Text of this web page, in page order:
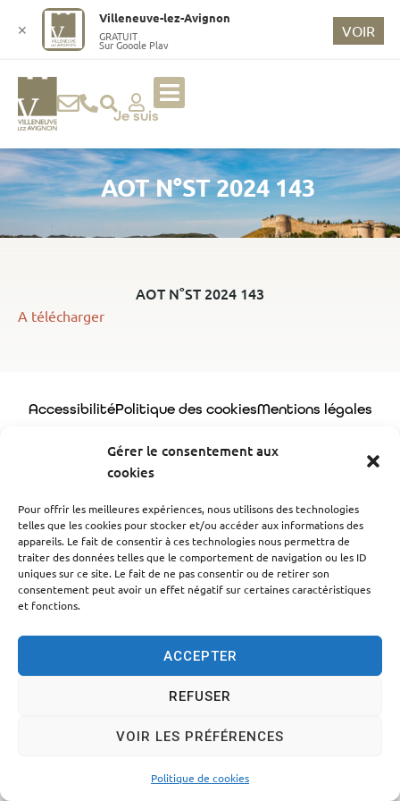
Gérer le consentement aux
cookies
Pour offrir les meilleures expériences, nous utilisons des technologies
telles que les cookies pour stocker et/ou accéder aux informations des
appareils. Le fait de consentir à ces technologies nous permettra de
traiter des données telles que le comportement de navigation ou les ID
uniques sur ce site. Le fait de ne pas consentir ou de retirer son
consentement peut avoir un effet négatif sur certaines caractéristiques
et fonctions.
ACCEPTER
REFUSER
VOIR LES PRÉFÉRENCES
Politique de cookies
ri
n
ci
Je suis
AOT N°ST 2024 143
AOT N°ST 2024 143
A télécharger
AccessibilitéPolitique des cookiesMentions légales
© 2024 - Propulsé par Utopia
✕
Villeneuve-lez-Avignon
GRATUIT
Sur Google Play
VOIR